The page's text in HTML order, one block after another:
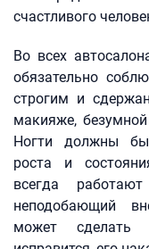
счастливого
Во всех
обязательно
строгим и
макияже,
Ногти должны
роста и
всегда
неподобающий
может сделать